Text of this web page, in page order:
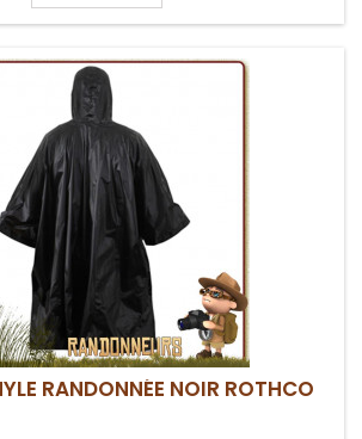
RANDONNÉE NOIR ROTHCO